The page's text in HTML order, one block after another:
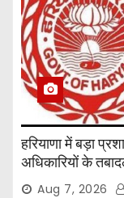
हरियाणा में बड़ा
अधिकारियों के
वापसीAug 7, 2026